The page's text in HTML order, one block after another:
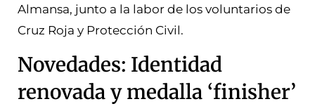
Almansa, junto a la labor de los voluntarios de
Cruz Roja y Protección Civil.
Novedades: Identidad
renovada y medalla ‘finisher’